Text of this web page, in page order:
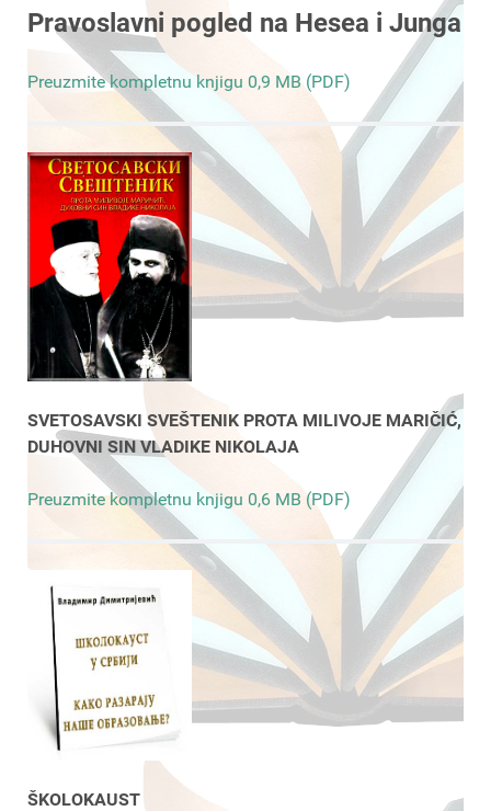
Pravoslavni pogled na Hesea i Junga
Preuzmite kompletnu knjigu 0,9 MB (PDF)
SVETOSAVSKI SVEŠTENIK PROTA MILIVOJE MARIČIĆ,
DUHOVNI SIN VLADIKE NIKOLAJA
Preuzmite kompletnu knjigu 0,6 MB (PDF)
ŠKOLOKAUST